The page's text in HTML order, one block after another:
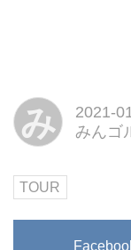
み
2021-
みんゴ
TOUR